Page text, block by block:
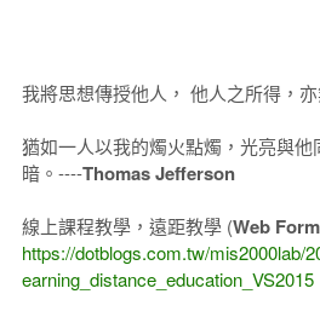
我將思想傳授他人， 他人之所得，
猶如一人以我的燭火點燭，光亮與
暗。----Thomas Jefferson
線上課程教學，遠距教學 (Web Form
https://dotblogs.com.tw/mis2000lab/
earning_distance_education_VS2015